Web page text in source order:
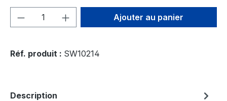
Quantité de produit : Entrez la
Ajouter au panier
Réf. produit : SW10214
Description